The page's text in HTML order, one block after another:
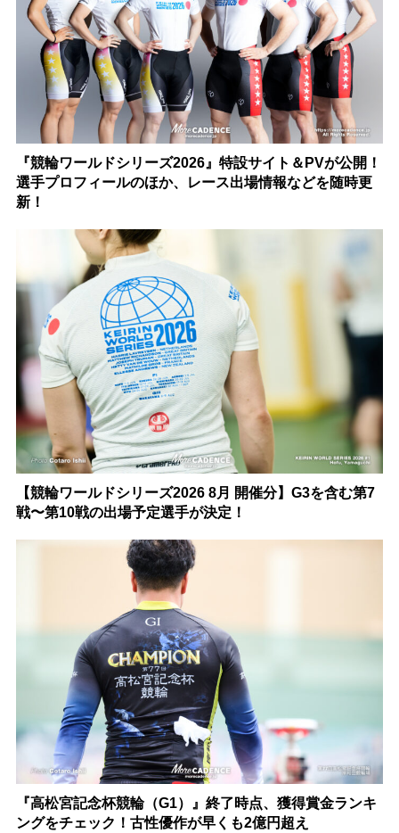
『競輪ワールドシリーズ2026』特設サイト＆PVが公開！
選手プロフィールのほか、レース出場情報などを随時更
新！
【競輪ワールドシリーズ2026 8月 開催分】G3を含む第7
戦〜第10戦の出場予定選手が決定！
『高松宮記念杯競輪（G1）』終了時点、獲得賞金ランキ
ングをチェック！古性優作が早くも2億円超え